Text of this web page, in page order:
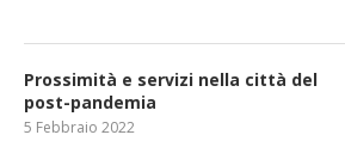
Prossimità e servizi nella città del
post-pandemia
5 Febbraio 2022